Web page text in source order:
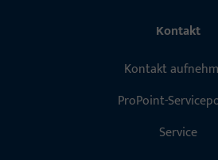
Kontakt
Kontakt
ProPoint-
Service